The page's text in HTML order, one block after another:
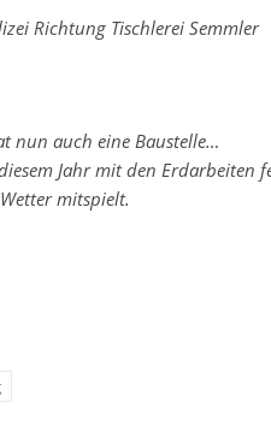
Richtung Tischlerei Semmler
nun auch eine Baustelle…
Jahr mit den Erdarbeiten
Wetter mitspielt.